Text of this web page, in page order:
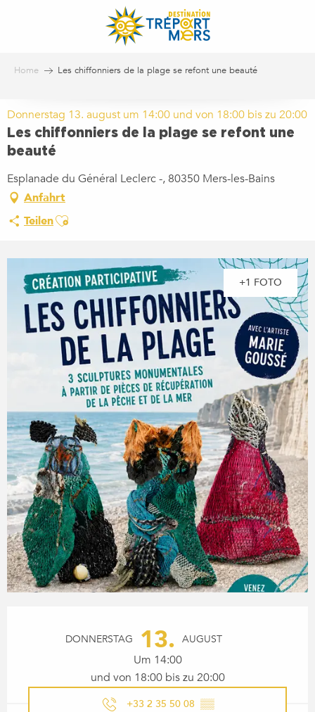
Home Les chiffonniers de la plage se refont une beauté
Donnerstag 13. august um 14:00 und von 18:00 bis zu 20:00
Les chiffonniers de la plage se refont une
beauté
Esplanade du Général Leclerc -, 80350 Mers-les-Bains
Anfahrt
TeilenAjouter aux favoris
+1 FOTO
DONNERSTAG 13. AUGUST
Um 14:00
und von 18:00 bis zu 20:00
+33 2 35 50 08 ▒▒